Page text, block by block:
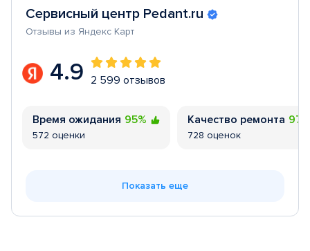
Сервисный центр Pedant.ru
Отзывы из Яндекс Карт
4.9 2 599 отзывов
Время ожидания 95%
572 оценки
Качество ремонта
728 оценок
Показать еще